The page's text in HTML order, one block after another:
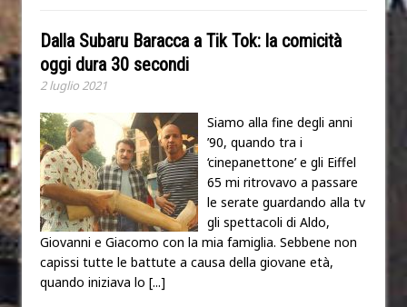
Dalla Subaru Baracca a Tik Tok: la comicità
oggi dura 30 secondi
2 luglio 2021
Siamo alla fine degli anni
’90, quando tra i
‘cinepanettone’ e gli Eiffel
65 mi ritrovavo a passare
le serate guardando alla tv
gli spettacoli di Aldo,
Giovanni e Giacomo con la mia famiglia. Sebbene non
capissi tutte le battute a causa della giovane età,
quando iniziava lo [...]